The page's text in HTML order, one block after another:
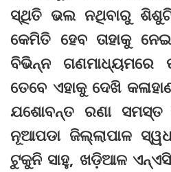
ସ୍ଥିତି ଭଲ ନଥିବାରୁ
କେମିତି ହେବ ତାହାକୁ
ବିଭିନ୍ନ ଗଣମାଧ୍ୟମରେ
ତେବେ ଏହାକୁ ଦେଖି
ଯଶୋବନ୍ତ ରଣା
ନୂଆପଡା ଜିଲ୍ଲାପାଳ
ଟୁକୁନି ସାହୁ, ଖଡ଼ିଆଳ